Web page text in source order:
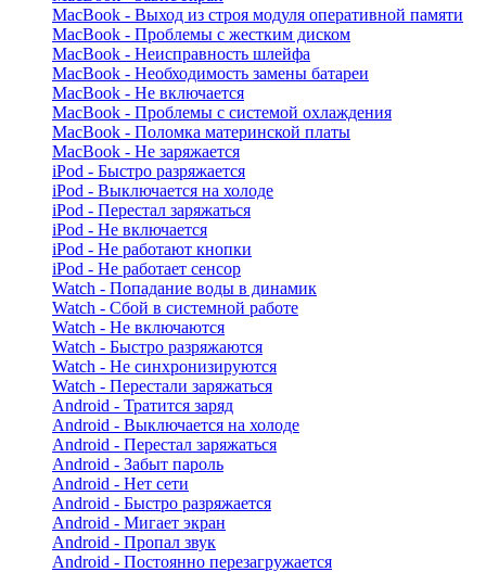
MacBook - Выход из строя модуля оперативной памяти
MacBook - Проблемы с жестким диском
MacBook - Неисправность шлейфа
MacBook - Необходимость замены батареи
MacBook - Не включается
MacBook - Проблемы с системой охлаждения
MacBook - Поломка материнской платы
MacBook - Не заряжается
iPod - Быстро разряжается
iPod - Выключается на холоде
iPod - Перестал заряжаться
iPod - Не включается
iPod - Не работают кнопки
iPod - Не работает сенсор
Watch - Попадание воды в динамик
Watch - Сбой в системной работе
Watch - Не включаются
Watch - Быстро разряжаются
Watch - Не синхронизируются
Watch - Перестали заряжаться
Android - Тратится заряд
Android - Выключается на холоде
Android - Перестал заряжаться
Android - Забыт пароль
Android - Нет сети
Android - Быстро разряжается
Android - Мигает экран
Android - Пропал звук
Android - Постоянно перезагружается